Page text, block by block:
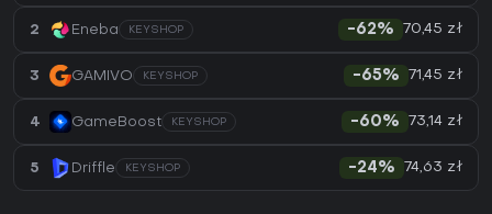
2 Eneba KEYSHOP -62% 70,45 zł
3 GAMIVO KEYSHOP -65% 71,45 zł
4 GameBoost KEYSHOP -60% 73,14 zł
5 Driffle KEYSHOP -24% 74,63 zł